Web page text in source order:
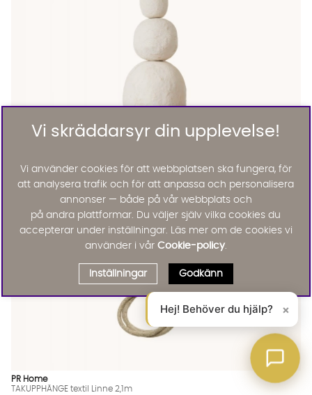
3995 :-
20%
PR Home
TAKUPPHÄNGE textil Linne 2,1m
Vi skräddarsyr din upplevelse!
Vi använder cookies för att webbplatsen ska fungera, för
att analysera trafik och för att anpassa och personalisera
annonser — både på vår webbplats och
på andra plattformar. Du väljer själv vilka cookies du
accepterar under inställningar. Läs mer om de cookies vi
använder i vår Cookie-policy.
Inställningar Godkänn
Hej! Behöver du hjälp? ×